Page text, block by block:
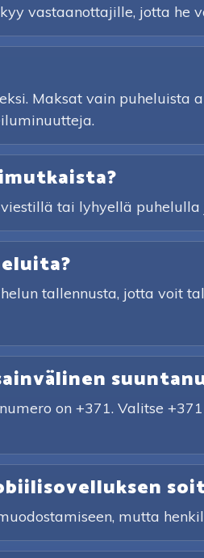
vastaanottajille, jotta he
Maksat vain
tai lyhyellä
tallennusta, jotta voit
on +371. Valitse
mutta